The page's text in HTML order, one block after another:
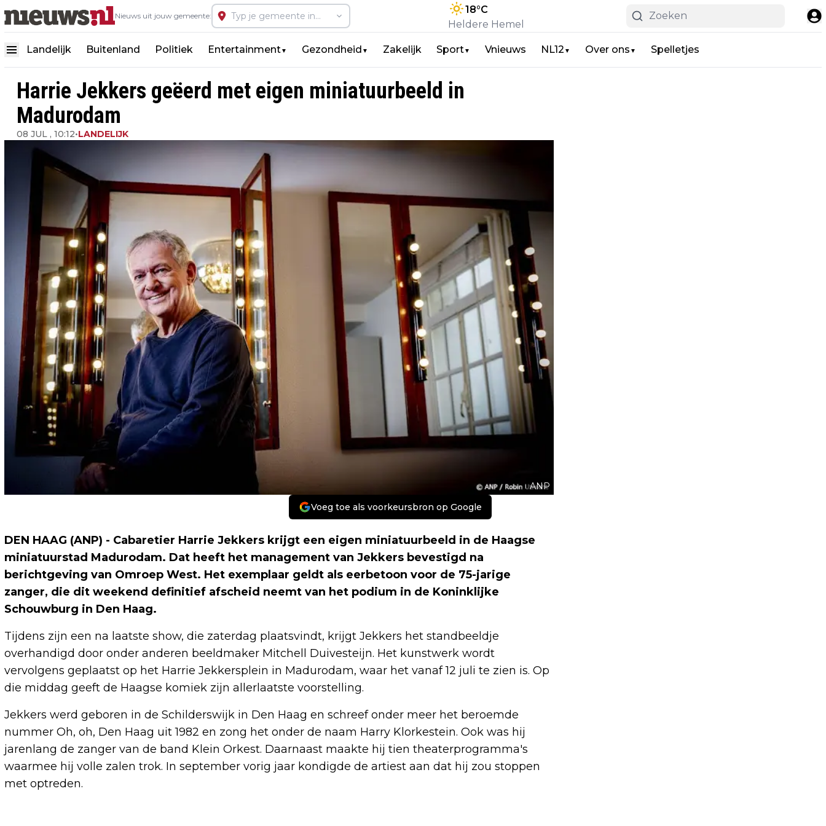
Nieuws uit jouw gemeente:
18°C
Heldere Hemel
Landelijk Buitenland Politiek Entertainment▼ Gezondheid ▼ Zakelijk Sport▼ Vnieuws NL12 ▼ Over ons ▼ Spelletjes
Harrie Jekkers geëerd met eigen miniatuurbeeld in
Madurodam
08 JUL , 10:12•LANDELIJK
ANP
Voeg toe als voorkeursbron op Google
DEN HAAG (ANP) - Cabaretier Harrie Jekkers krijgt een eigen miniatuurbeeld in de Haagse
miniatuurstad Madurodam. Dat heeft het management van Jekkers bevestigd na
berichtgeving van Omroep West. Het exemplaar geldt als eerbetoon voor de 75-jarige
zanger, die dit weekend definitief afscheid neemt van het podium in de Koninklijke
Schouwburg in Den Haag.
Tijdens zijn een na laatste show, die zaterdag plaatsvindt, krijgt Jekkers het standbeeldje
overhandigd door onder anderen beeldmaker Mitchell Duivesteijn. Het kunstwerk wordt
vervolgens geplaatst op het Harrie Jekkersplein in Madurodam, waar het vanaf 12 juli te zien is. Op
die middag geeft de Haagse komiek zijn allerlaatste voorstelling.
Jekkers werd geboren in de Schilderswijk in Den Haag en schreef onder meer het beroemde
nummer Oh, oh, Den Haag uit 1982 en zong het onder de naam Harry Klorkestein. Ook was hij
jarenlang de zanger van de band Klein Orkest. Daarnaast maakte hij tien theaterprogramma's
waarmee hij volle zalen trok. In september vorig jaar kondigde de artiest aan dat hij zou stoppen
met optreden.